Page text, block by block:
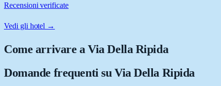
Recensioni verificate
Vedi gli hotel →
Come arrivare aVia Della Ripida
Domande frequenti su Via Della Ripida